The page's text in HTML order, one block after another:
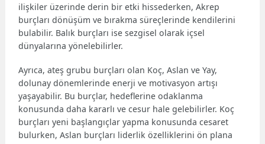
ilişkiler üzerinde derin bir etki hissederken, Akrep
burçları dönüşüm ve bırakma süreçlerinde kendilerini
bulabilir. Balık burçları ise sezgisel olarak içsel
dünyalarına yönelebilirler.
Ayrıca, ateş grubu burçları olan Koç, Aslan ve Yay,
dolunay dönemlerinde enerji ve motivasyon artışı
yaşayabilir. Bu burçlar, hedeflerine odaklanma
konusunda daha kararlı ve cesur hale gelebilirler. Koç
burçları yeni başlangıçlar yapma konusunda cesaret
bulurken, Aslan burçları liderlik özelliklerini ön plana